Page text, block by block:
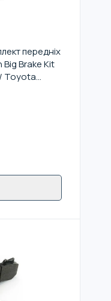
передніх
Big Brake Kit
Toyota